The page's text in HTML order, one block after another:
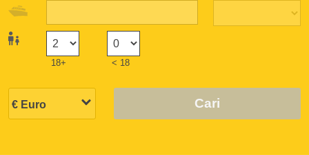
18+ < 18
Cari